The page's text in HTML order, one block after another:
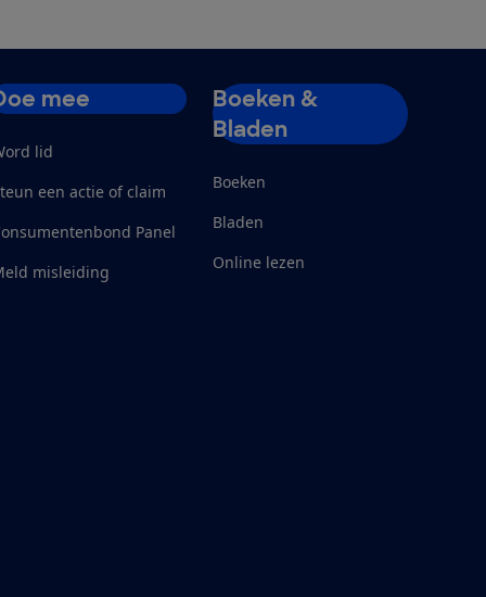
mee
lid
een actie of claim
Panel
misleiding
Boeken &
Bladen
Boeken
Bladen
Online lezen